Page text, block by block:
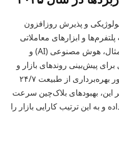
تکنولوژیکی و پذیرش روزافزون
و ابزارهای معاملاتی
پیچیده‌تر شده است. به عنوان مثال، هوش مصنوعی (AI) و
پیش‌بینی روندهای بازار و
خودکارسازی معاملات به منظور بهره‌برداری از طبیعت ۲۴/۷
این، بهبودهای بلاک‌چین سرعت
و به این ترتیب کارایی بازار را